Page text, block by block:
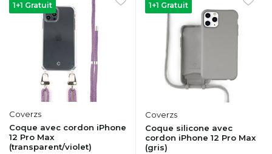
1+1 Gratuit
Coverzs
Coque avec cordon iPhone
12 Pro Max
(transparent/violet)
1+1 Gratuit
Coverzs
Coque silicone avec
cordon iPhone 12 Pro Max
(gris)